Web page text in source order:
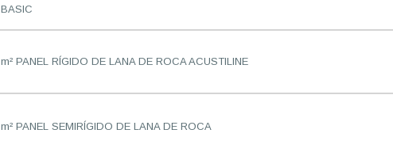
BASIC
m² PANEL RÍGIDO DE LANA DE ROCA ACUSTILINE
m² PANEL SEMIRÍGIDO DE LANA DE ROCA